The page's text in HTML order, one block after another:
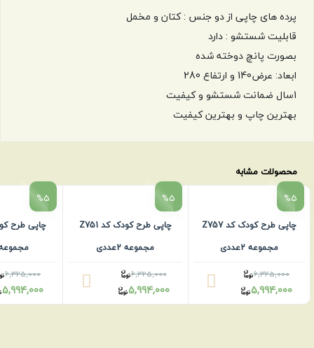
پرده های چاپی از دو جنس : کتان و مخمل
قابلیت شستشو : دارد
بصورت پانچ دوخته شده
ابعاد: عرض140 و ارتفاع 280
1سال ضمانت شستشو و کیفیت
بهترین چاپ و بهترین کیفیت
محصولات مشابه
%5
چاپی طرح کودک کد Z757
مجموعه 2عددی
6,325,000
5,994,000
%5
چاپی طرح کودک کد Z751
مجموعه 2عددی
6,325,000
5,994,000
%5
مجموعه
6,325,000
5,994,000